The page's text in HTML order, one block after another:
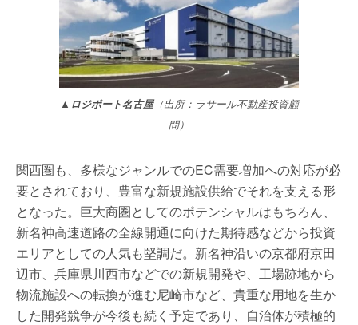
▲ロジポート名古屋（出所：ラサール不動産投資顧
問）
関西圏も、多様なジャンルでのEC需要増加への対応が必
要とされており、豊富な新規施設供給でそれを支える形
となった。巨大商圏としてのポテンシャルはもちろん、
新名神高速道路の全線開通に向けた期待感などから投資
エリアとしての人気も堅調だ。新名神沿いの京都府京田
辺市、兵庫県川西市などでの新規開発や、工場跡地から
物流施設への転換が進む尼崎市など、貴重な用地を生か
した開発競争が今後も続く予定であり、自治体が積極的